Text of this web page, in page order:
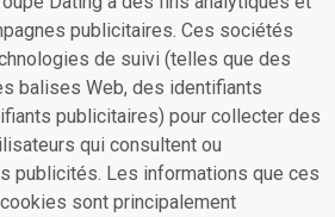
publicitaires. Ces sociétés
de suivi (telles que des
balises Web, des identifiants
publicitaires) pour collecter des
qui consultent ou
publicités. Les informations que ces
sont principalement